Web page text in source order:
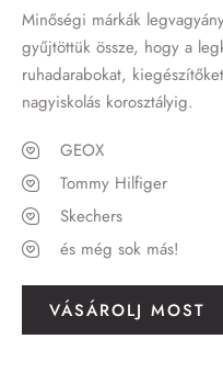
Minőségi márkák
gyűjtöttük össze, hogy a
ruhadarabokat,
nagyiskolás korosztályig.
GEOX
Tommy Hilfiger
Skechers
és még sok más!
VÁSÁROLJ MOST